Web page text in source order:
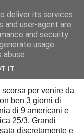
per venire da
ben 3 giorni di
di 9 americani e
25/3. Grandi
discretamente e
deliver its services
and user-agent are
and security
usage
IT